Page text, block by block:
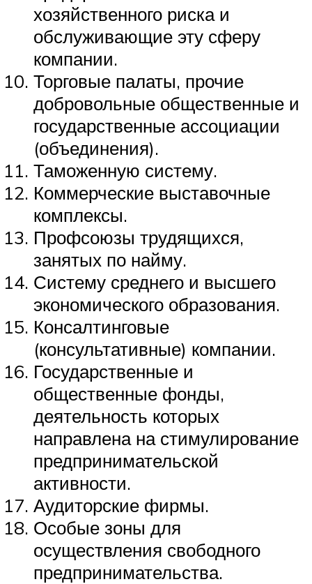
хозяйственного риска и
обслуживающие эту сферу
компании.
Торговые палаты, прочие
добровольные общественные и
государственные ассоциации
(объединения).
Таможенную систему.
Коммерческие выставочные
комплексы.
Профсоюзы трудящихся,
занятых по найму.
Систему среднего и высшего
экономического образования.
Консалтинговые
(консультативные) компании.
Государственные и
общественные фонды,
деятельность которых
направлена на стимулирование
предпринимательской
активности.
Аудиторские фирмы.
Особые зоны для
осуществления свободного
предпринимательства.